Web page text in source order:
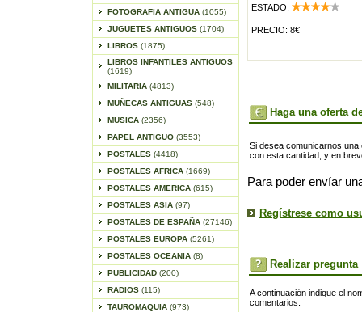
FOTOGRAFIA ANTIGUA (1055)
JUGUETES ANTIGUOS (1704)
LIBROS (1875)
LIBROS INFANTILES ANTIGUOS
(1619)
MILITARIA (4813)
MUÑECAS ANTIGUAS (548)
MUSICA (2356)
PAPEL ANTIGUO (3553)
POSTALES (4418)
POSTALES AFRICA (1669)
POSTALES AMERICA (615)
POSTALES ASIA (97)
POSTALES DE ESPAÑA (27146)
POSTALES EUROPA (5261)
POSTALES OCEANIA (8)
PUBLICIDAD (200)
RADIOS (115)
TAUROMAQUIA (973)
ESTADO:
PRECIO: 8€
Haga una oferta
Si desea comunicarnos
con esta cantidad, y en
Para poder envíar
Regístrese como
Realizar pregunta
A continuación indique el
comentarios.